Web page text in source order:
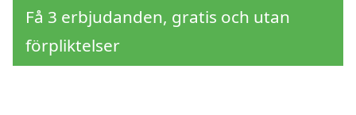
Få 3 erbjudanden, gratis och utan
förpliktelser